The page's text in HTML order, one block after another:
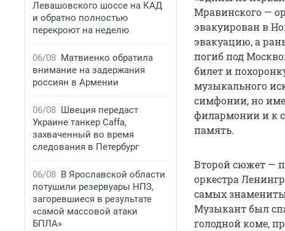
Левашовского шоссе на КАД
и обратно полностью
перекроют на неделю
06/08 Матвиенко обратила
внимание на задержания
россиян в Армении
06/08 Швеция передаст
Украине танкер Caffa,
захваченный во время
следования в Петербург
06/08 В Ярославской области
потушили резервуары НПЗ,
загоревшиеся в результате
«самой массовой атаки
БПЛА»
Мравинского —
эвакуирован в
эвакуацию, а
погиб под
билет и
музыкального
симфонии, но
филармонии и к
память.
Второй сюжет —
оркестра
самых
Музыкант был
голодной коме,